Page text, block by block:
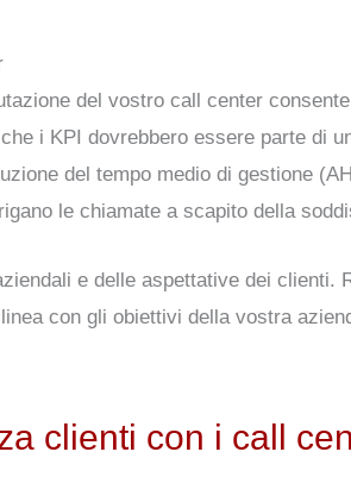
del vostro call center
i KPI dovrebbero essere parte di
del tempo medio di gestione
le chiamate a scapito della
e delle aspettative dei clienti.
con gli obiettivi della vostra
clienti con i call